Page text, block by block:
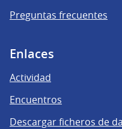
Preguntas frecuentes
Enlaces
Actividad
Encuentros
Descargar ficheros de